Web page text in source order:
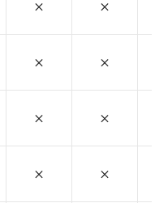
× ×
× ×
× ×
× ×